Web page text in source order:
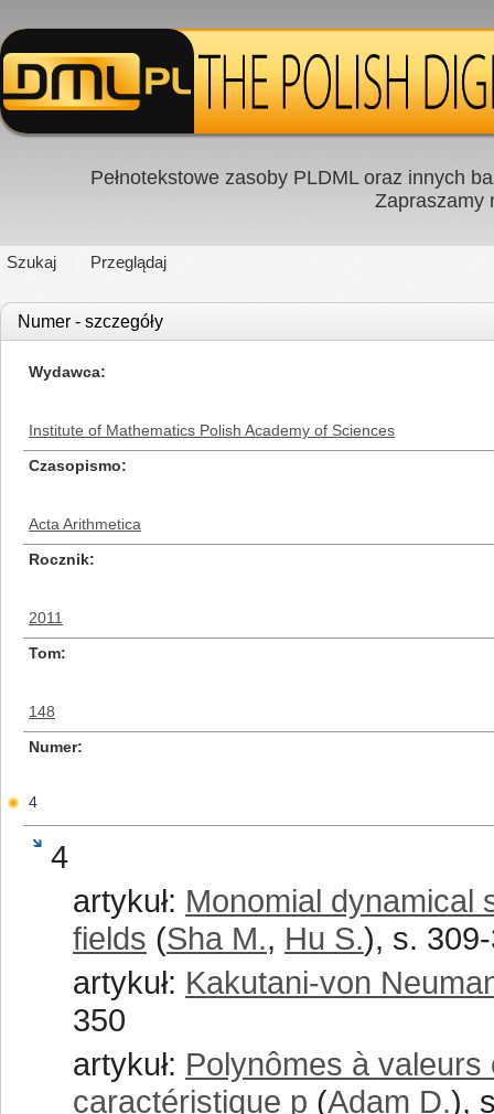
Pełnotekstowe zasoby PLDML oraz innych
Zapraszamy
Szukaj Przeglądaj
Numer - szczegóły
Wydawca
Institute of Mathematics Polish Academy of Sciences
Czasopismo
Acta Arithmetica
Rocznik
2011
Tom
148
Numer
4
4
artykuł: Monomial dynamical
fields (Sha M., Hu S.), s.
artykuł: Kakutani-von
350
artykuł: Polynômes à
caractéristique p (Adam D.),